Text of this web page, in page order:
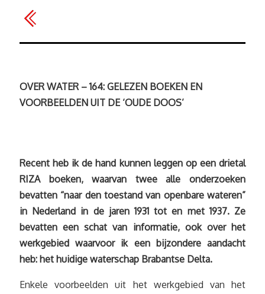
OVER WATER – 164: GELEZEN BOEKEN EN
VOORBEELDEN UIT DE ‘OUDE DOOS’
Recent heb ik de hand kunnen leggen op een drietal
RIZA boeken, waarvan twee alle onderzoeken
bevatten “naar den toestand van openbare wateren”
in Nederland in de jaren 1931 tot en met 1937. Ze
bevatten een schat van informatie, ook over het
werkgebied waarvoor ik een bijzondere aandacht
heb: het huidige waterschap Brabantse Delta.
Enkele voorbeelden uit het werkgebied van het